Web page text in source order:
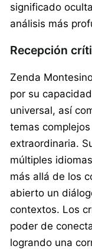
significado
análisis más
Recepción
Zenda
por su
universal, así
temas
extraordinaria.
múltiples
más allá de los
abierto un
contextos. Los
poder de
logrando una